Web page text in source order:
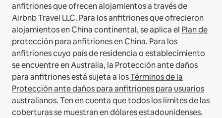
anfitriones que ofrecen alojamientos a través de
Airbnb Travel LLC. Para los anfitriones que ofrecieron
alojamientos en China continental, se aplica el Plan de
protección para anfitriones en China. Para los
anfitriones cuyo país de residencia o establecimiento
se encuentre en Australia, la Protección ante daños
para anfitriones está sujeta a losTérminos de la
Protección ante daños para anfitriones para usuarios
australianos. Ten en cuenta que todos los límites de las
coberturas se muestran en dólares estadounidenses.